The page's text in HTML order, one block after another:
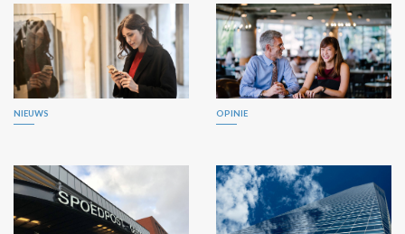
NIEUWS OPINIE